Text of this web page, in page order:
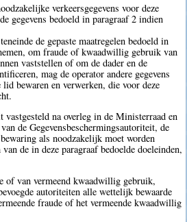
verkeersgegevens voor deze
gegevens bedoeld in paragraaf 2 indien
de gepaste maatregelen bedoeld in
om fraude of kwaadwillig gebruik van
vaststellen of om de dader en de
mag de operator andere gegevens
lid bewaren en verwerken, die voor deze
na overleg in de Ministerraad en
de Gegevensbeschermingsautoriteit, de
als noodzakelijk moet worden
de in deze paragraaf bedoelde doeleinden,
of van vermeend kwaadwillig gebruik,
autoriteiten alle wettelijk bewaarde
fraude of het vermeende kwaadwillig